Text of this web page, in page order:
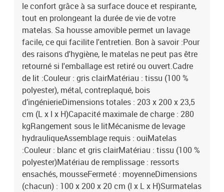
le confort grâce à sa surface douce et respirante,
tout en prolongeant la durée de vie de votre
matelas. Sa housse amovible permet un lavage
facile, ce qui facilite l'entretien. Bon à savoir :Pour
des raisons d'hygiène, le matelas ne peut pas être
retourné si l'emballage est retiré ou ouvert.Cadre
de lit :Couleur : gris clairMatériau : tissu (100 %
polyester), métal, contreplaqué, bois
d’ingénierieDimensions totales : 203 x 200 x 23,5
cm (L x l x H)Capacité maximale de charge : 280
kgRangement sous le litMécanisme de levage
hydrauliqueAssemblage requis : ouiMatelas
:Couleur : blanc et gris clairMatériau : tissu (100 %
polyester)Matériau de remplissage : ressorts
ensachés, mousseFermeté : moyenneDimensions
(chacun) : 100 x 200 x 20 cm (l x L x H)Surmatelas